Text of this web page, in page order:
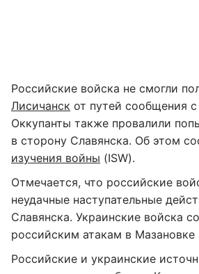
Российские войска не смогли
Лисичанск от путей сообщения
Оккупанты также провалили
в сторону Славянска. Об этом
изучения войны (ISW).
Отмечается, что российские
неудачные наступательные
Славянска. Украинские войска
российским атакам в Мазановке
Российские и украинские